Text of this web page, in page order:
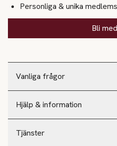
Vanliga frågor
Hjälp & information
Tjänster
Personliga & unika
Bli